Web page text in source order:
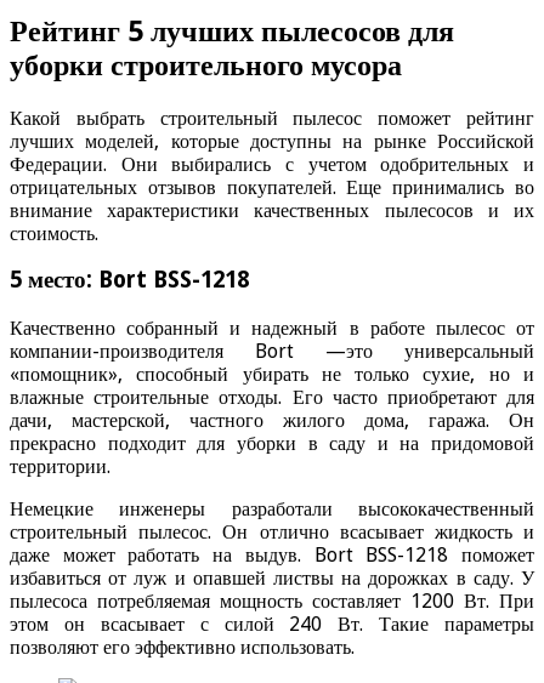
Рейтинг 5 лучших пылесосов для
уборки строительного мусора
Какой выбрать строительный пылесос поможет рейтинг
лучших моделей, которые доступны на рынке Российской
Федерации. Они выбирались с учетом одобрительных и
отрицательных отзывов покупателей. Еще принимались во
внимание характеристики качественных пылесосов и их
стоимость.
5 место: Bort BSS-1218
Качественно собранный и надежный в работе пылесос от
компании-производителя Bort —это универсальный
«помощник», способный убирать не только сухие, но и
влажные строительные отходы. Его часто приобретают для
дачи, мастерской, частного жилого дома, гаража. Он
прекрасно подходит для уборки в саду и на придомовой
территории.
Немецкие инженеры разработали высококачественный
строительный пылесос. Он отлично всасывает жидкость и
даже может работать на выдув. Bort BSS-1218 поможет
избавиться от луж и опавшей листвы на дорожках в саду. У
пылесоса потребляемая мощность составляет 1200 Вт. При
этом он всасывает с силой 240 Вт. Такие параметры
позволяют его эффективно использовать.